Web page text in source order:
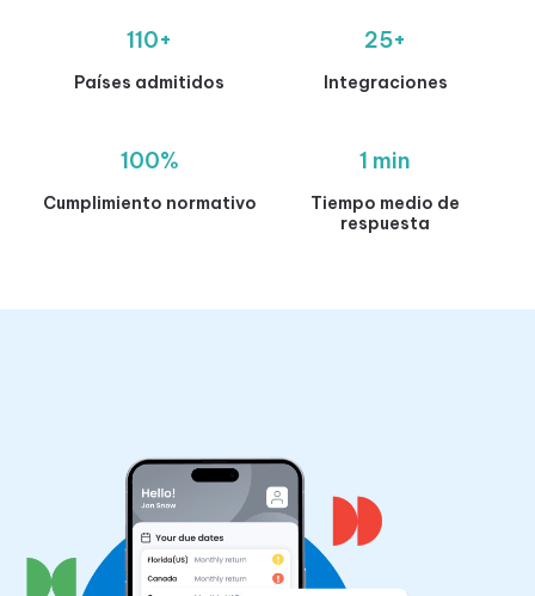
110+
Países admitidos
25+
Integraciones
100%
Cumplimiento normativo
1 min
Tiempo medio de
respuesta